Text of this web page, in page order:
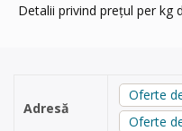
Detalii privind prețul per kg
Adresă
Oferte
Oferte